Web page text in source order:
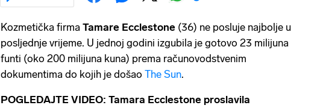
Kozmetička firma Tamare Ecclestone (36) ne posluje najbolje u
posljednje vrijeme. U jednoj godini izgubila je gotovo 23 milijuna
funti (oko 200 milijuna kuna) prema računovodstvenim
dokumentima do kojih je došao The Sun.
POGLEDAJTE VIDEO: Tamara Ecclestone proslavila